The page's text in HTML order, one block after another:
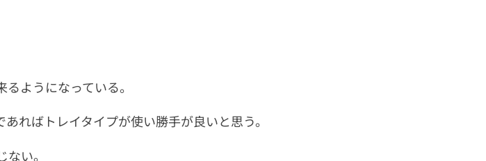
ようになっている。
ればトレイタイプが使い勝手が良いと思う。
い。